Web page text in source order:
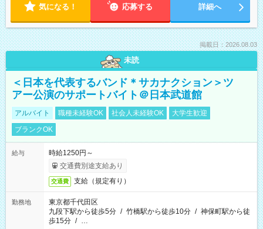
気になる！ 応募する 詳細へ
掲載日：2026.08.03
未読
＜日本を代表するバンド＊サカナクション＞ツ
アー公演のサポートバイト＠日本武道館
アルバイト 職種未経験OK 社会人未経験OK
大学生歓迎
ブランクOK
給与
時給1250円～
交通費別途支給あり
交通費 支給（規定有り）
勤務地
東京都千代田区
九段下駅から徒歩5分 / 竹橋駅から徒歩10分 / 神保町駅から徒
歩15分 / …